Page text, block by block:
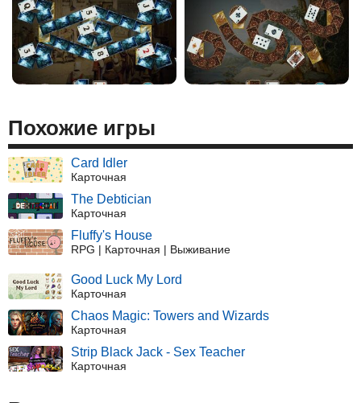
Похожие игры
Card Idler
Карточная
The Debtician
Карточная
Fluffy's House
RPG | Карточная | Выживание
Good Luck My Lord
Карточная
Chaos Magic: Towers and Wizards
Карточная
Strip Black Jack - Sex Teacher
Карточная